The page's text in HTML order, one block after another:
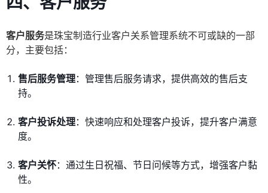
客户服务是珠宝制造行业客户关系管理系统不可或缺的一部
分，主要包括：
售后服务管理：管理售后服务请求，提供高效的售后支
持。
客户投诉处理：快速响应和处理客户投诉，提升客户满意
度。
客户关怀：通过生日祝福、节日问候等方式，增强客户黏
性。